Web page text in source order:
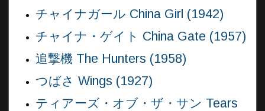
チャイナガール China Girl (1942)
チャイナ・ゲイト China Gate (1957)
追撃機 The Hunters (1958)
つばさ Wings (1927)
ティアーズ・オブ・ザ・サン Tears